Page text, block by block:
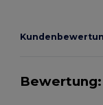
Bewertung: